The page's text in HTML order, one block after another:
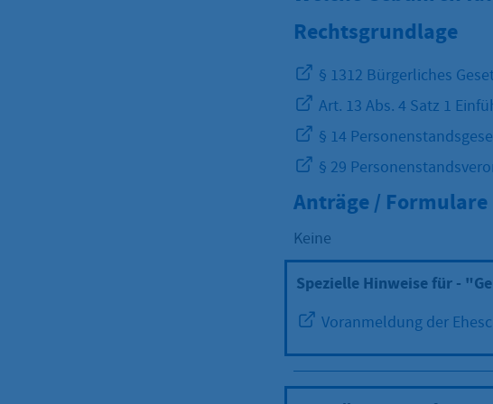
Rechtsgrundlage
§ 1312 Bürgerliches
Art. 13 Abs. 4 Satz 1
§ 14
§ 29
Anträge / Formulare
Keine
Spezielle Hinweise für -
Voranmeldung der